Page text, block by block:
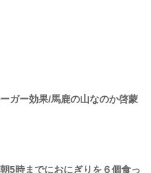
ガー効果/馬鹿の山なのか啓蒙
5時までにおにぎりを６個食っ